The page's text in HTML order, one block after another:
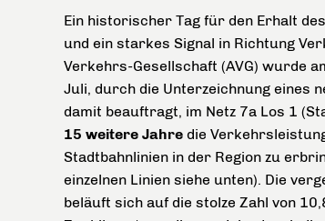
Ein historischer Tag für den Erhalt
und ein starkes Signal in Richtung
Verkehrs-Gesellschaft (AVG) wurde
Juli, durch die Unterzeichnung eines
damit beauftragt, im Netz 7a Los 1
15 weitere Jahre die
Stadtbahnlinien in der Region zu
einzelnen Linien siehe unten). Die
beläuft sich auf die stolze Zahl von